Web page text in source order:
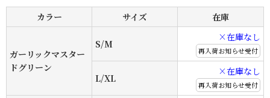
カラー サイズ 在庫
ガーリックマスター
ドグリーン
S/M
×在庫なし
再入荷お知らせ受付
L/XL
×在庫なし
再入荷お知らせ受付